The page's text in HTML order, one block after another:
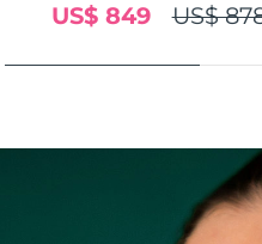
US$
US$ 849LUNA™ 4
LUNA™ 4
For travel or
面部提拉护
BEAR™
All premium
UFO™ 3
Portable
issa™ 4
For ages 0-3
FAQ™ 101
Advanced
FAQ™ 201
LED mask
FAQ™ 301
LED hair
FAQ™ 501
Full-
中国